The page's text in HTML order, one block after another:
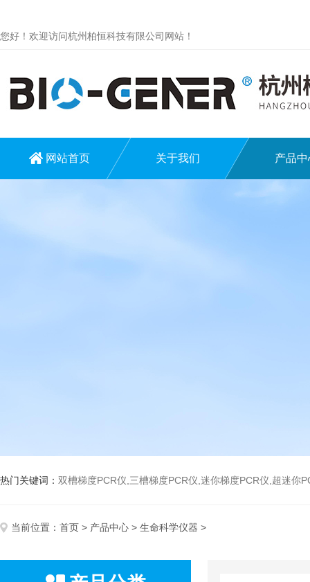
您好！欢迎访问杭州柏恒科技有限公司网站！
网站首页 关于我们 产品中
热门关键词： 双槽梯度PCR仪,三槽梯度PCR仪,迷你梯度PCR仪,超迷你
当前位置： 首页 > 产品中心 > 生命科学仪器 >